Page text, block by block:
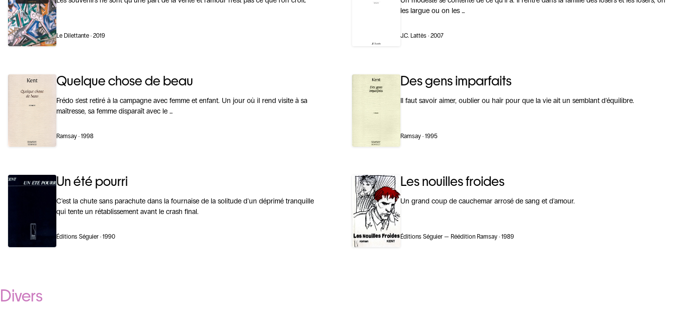
Le Dilettante · 2019
les largue ou on les …
J.C. Lattès · 2007
Quelque chose de beau
Frédo s'est retiré à la campagne avec femme et enfant. Un jour où il rend visite à sa
maîtresse, sa femme disparaît avec le …
Ramsay · 1998
Des gens imparfaits
Il faut savoir aimer, oublier ou haïr pour que la vie ait un semblant d'équilibre.
Ramsay · 1995
Un été pourri
C'est la chute sans parachute dans la fournaise de la solitude d'un déprimé tranquille
qui tente un rétablissement avant le crash final.
Éditions Séguier · 1990
Les nouilles froides
Un grand coup de cauchemar arrosé de sang et d'amour.
Éditions Séguier — Réédition Ramsay · 1989
Divers